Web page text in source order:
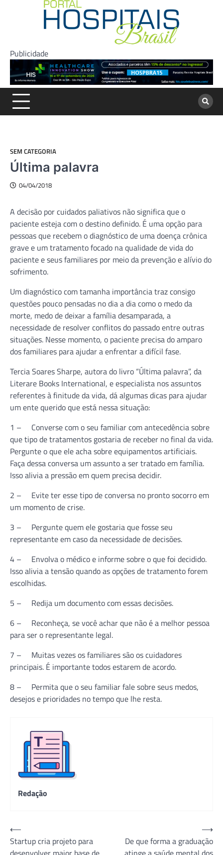
Publicidade
SEM CATEGORIA
Última palavra
04/04/2018
A decisão por cuidados paliativos não significa que o
paciente esteja com o destino definido. É uma opção para
pessoas que recebem o diagnóstico de uma doença crônica
grave e um tratamento focado na qualidade de vida do
paciente e seus familiares por meio da prevenção e alívio do
sofrimento.
Um diagnóstico com tamanha importância traz consigo
questões pouco pensadas no dia a dia como o medo da
morte, medo de deixar a família desamparada, a
necessidade de resolver conflitos do passado entre outras
situações. Nesse momento, o paciente precisa do amparo
dos familiares para ajudar a enfrentar a difícil fase.
Tercia Soares Sharpe, autora do livro “Última palavra”, da
Literare Books International, e especialista nos assuntos
referentes à finitude da vida, dá algumas dicas para ajudar
um ente querido que está nessa situação:
1 – Converse com o seu familiar com antecedência sobre
que tipo de tratamentos gostaria de receber no final da vida.
Pergunte o que ele acha sobre equipamentos artificiais.
Faça dessa conversa um assunto a ser tratado em família.
Isso alivia a pressão em quem precisa decidir.
2 – Evite ter esse tipo de conversa no pronto socorro em
um momento de crise.
3 – Pergunte quem ele gostaria que fosse seu
representante em caso da necessidade de decisões.
4 – Envolva o médico e informe sobre o que foi decidido.
Isso alivia a tensão quando as opções de tratamento forem
escolhidas.
5 – Redija um documento com essas decisões.
6 – Reconheça, se você achar que não é a melhor pessoa
para ser o representante legal.
7 – Muitas vezes os familiares são os cuidadores
principais. É importante todos estarem de acordo.
8 – Permita que o seu familiar fale sobre seus medos,
desejos e prioridades no tempo que lhe resta.
Redação
Navegação
de
⟵
Startup cria projeto para
De que forma a graduação
⟶